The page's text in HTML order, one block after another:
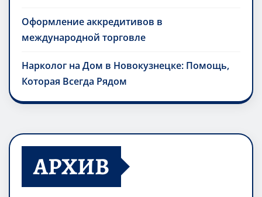
Оформление аккредитивов в
международной торговле
Нарколог на Дом в Новокузнецке: Помощь,
Которая Всегда Рядом
АРХИВ